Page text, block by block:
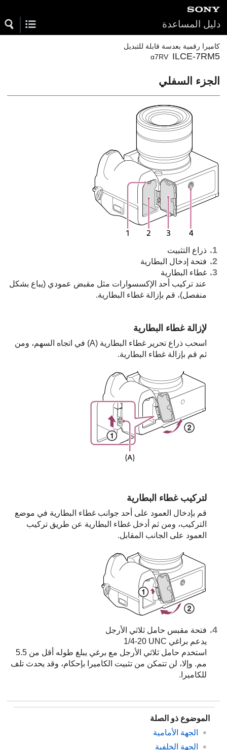
دليل المساعدة
كاميرا رقمية بعدسة قابلة للتبديل
ILCE-7RM5
α7RV
الجزء السفلي
ذراع التثبيت
فتحة إدخال البطارية
غطاء البطارية
عند تركيب أحد الإكسسوارات مثل مقبض عمودي (يباع بشكل
منفصل)، قم بإزالة غطاء البطارية.
لإزالة غطاء البطارية
اسحب ذراع تحرير غطاء البطارية (A) في اتجاه السهم، ومن
ثم قم بإزالة غطاء البطارية.
لتركيب غطاء البطارية
قم بإدخال العمود على أحد جوانب غطاء البطارية في موضع
التركيب، ومن ثم أدخل غطاء البطارية عن طريق تركيب
العمود على الجانب المقابل.
فتحة مقبس حامل ثلاثي الأرجل
يدعم براغي ‎1/4-20 UNC
استخدم حامل ثلاثي الأرجل مع برغي يبلغ طوله أقل من 5.5
مم. وإلا، لن تتمكن من تثبيت الكاميرا بإحكام، وقد يحدث تلف
للكاميرا.
الموضوع ذو الصلة
الجهة الأمامية
الجهة الخلفية